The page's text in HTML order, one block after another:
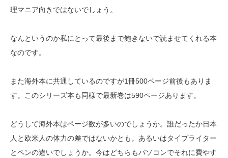
理マニア向きではないでしょう。
なんというのか私にとって最後まで飽きないで読ませてくれる本
なのです。
また海外本に共通しているのですが1冊500ページ前後もありま
す。このシリーズ本も同様で最新巻は590ページあります。
どうして海外本はページ数が多いのでしょうか。誰だったか日本
人と欧米人の体力の差ではないかとも。あるいはタイプライター
とペンの違いでしょうか。今はどちらもパソコンでそれに費やす